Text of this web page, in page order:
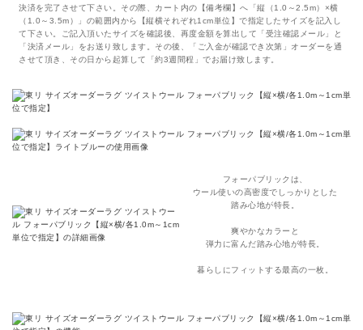
決済を完了させて下さい。その際、カート内の【備考欄】へ「縦（1.0～2.5m）×横
（1.0～3.5m）」の範囲内から【縦横それぞれ1cm単位】で指定したサイズを記入し
て下さい。ご記入頂いたサイズを確認後、再度金額を算出して「受注確認メール」と
「決済メール」をお送り致します。その後、「ご入金が確認でき次第」オーダーを通
させて頂き、その日から起算して「約3週間程」でお届け致します。
フォーパブリックは、
ウール使いの高密度でしっかりとした
踏み心地が特長。
爽やかなカラーと
弾力に富んだ踏み心地が特長。
暮らしにフィットする最高の一枚。